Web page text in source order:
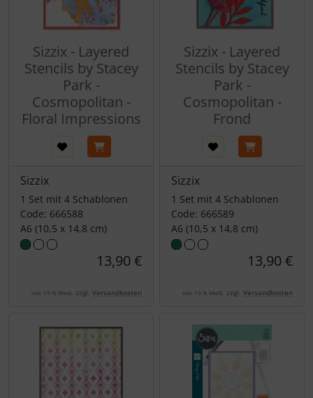
Sizzix - Layered
Stencils by Stacey
Park -
Cosmopolitan -
Floral Impressions
Sizzix
1 Set mit 4 Schablonen
Code: 666588
A6 (10,5 x 14,8 cm)
13,90 €
inkl. 19 % MwSt. zzgl. Versandkosten
Sizzix - Layered
Stencils by Stacey
Park -
Cosmopolitan -
Frond
Sizzix
1 Set mit 4 Schablonen
Code: 666589
A6 (10,5 x 14,8 cm)
13,90 €
inkl. 19 % MwSt. zzgl. Versandkosten